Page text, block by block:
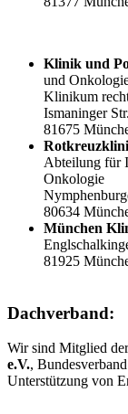
Klinik und
und
Klinikum
Ismaninger
81675
Abteilung für
Onkologie
80634
München
81925
Dachverband:
Wir sind Mitglied
e.V.,
Unterstützung von